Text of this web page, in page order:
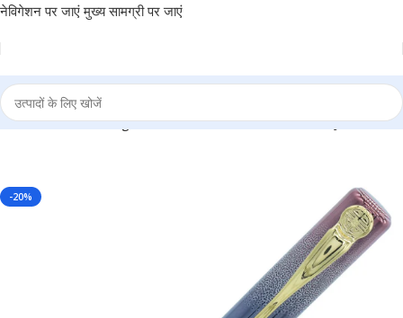
नेविगेशन पर जाएं मुख्य सामग्री पर जाएं
Perfect for Gifting, Luxurious Pen for Writers – BG-JA8061FPC
-20%